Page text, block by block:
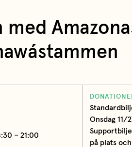
med
– 21:00
Onsdag 11/
på plats